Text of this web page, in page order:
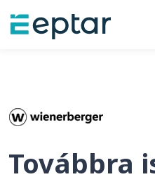
Továbbra